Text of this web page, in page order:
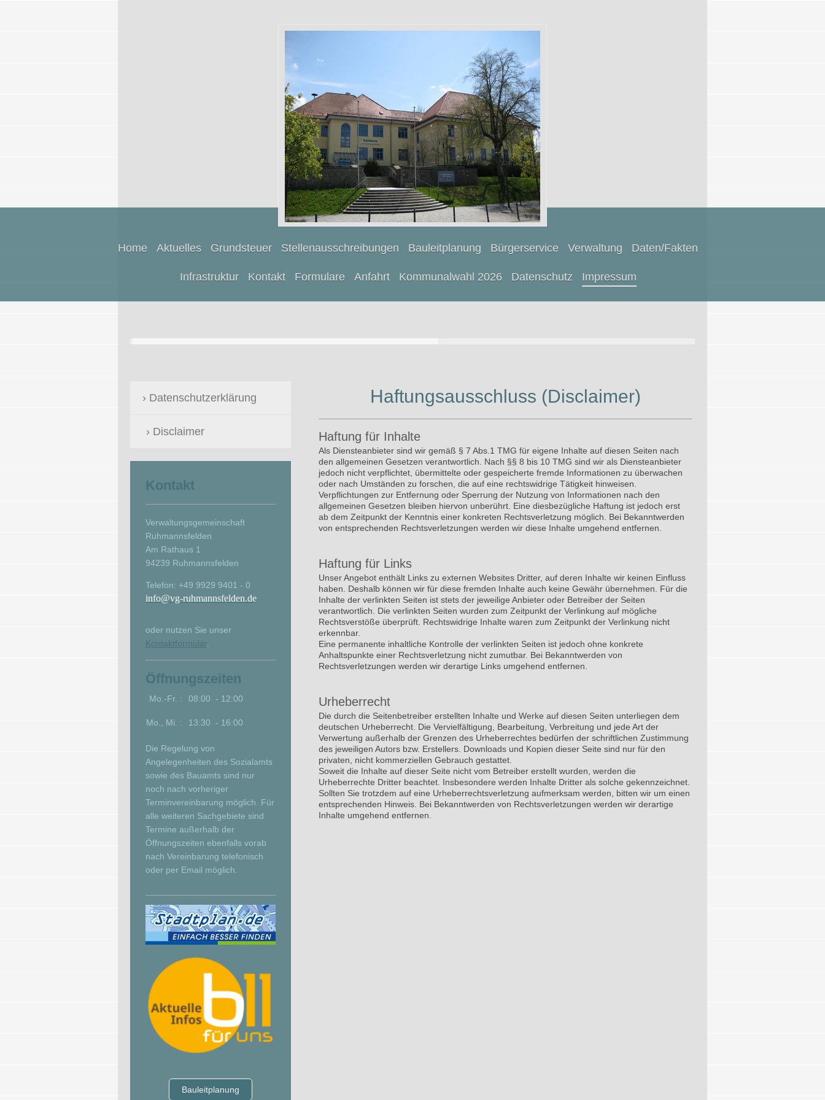
Home Aktuelles Grundsteuer Stellenausschreibungen Bauleitplanung Bürgerservice Verwaltung Daten/Fakten
Infrastruktur Kontakt Formulare Anfahrt Kommunalwahl 2026 Datenschutz Impressum
Haftungsausschluss (Disclaimer)
Haftung für Inhalte
Als Diensteanbieter sind wir gemäß § 7 Abs.1 TMG für eigene Inhalte auf diesen Seiten nach
den allgemeinen Gesetzen verantwortlich. Nach §§ 8 bis 10 TMG sind wir als Diensteanbieter
jedoch nicht verpflichtet, übermittelte oder gespeicherte fremde Informationen zu überwachen
oder nach Umständen zu forschen, die auf eine rechtswidrige Tätigkeit hinweisen.
Verpflichtungen zur Entfernung oder Sperrung der Nutzung von Informationen nach den
allgemeinen Gesetzen bleiben hiervon unberührt. Eine diesbezügliche Haftung ist jedoch erst
ab dem Zeitpunkt der Kenntnis einer konkreten Rechtsverletzung möglich. Bei Bekanntwerden
von entsprechenden Rechtsverletzungen werden wir diese Inhalte umgehend entfernen.
Haftung für Links
Unser Angebot enthält Links zu externen Websites Dritter, auf deren Inhalte wir keinen Einfluss
haben. Deshalb können wir für diese fremden Inhalte auch keine Gewähr übernehmen. Für die
Inhalte der verlinkten Seiten ist stets der jeweilige Anbieter oder Betreiber der Seiten
verantwortlich. Die verlinkten Seiten wurden zum Zeitpunkt der Verlinkung auf mögliche
Rechtsverstöße überprüft. Rechtswidrige Inhalte waren zum Zeitpunkt der Verlinkung nicht
erkennbar.
Eine permanente inhaltliche Kontrolle der verlinkten Seiten ist jedoch ohne konkrete
Anhaltspunkte einer Rechtsverletzung nicht zumutbar. Bei Bekanntwerden von
Rechtsverletzungen werden wir derartige Links umgehend entfernen.
Urheberrecht
Die durch die Seitenbetreiber erstellten Inhalte und Werke auf diesen Seiten unterliegen dem
deutschen Urheberrecht. Die Vervielfältigung, Bearbeitung, Verbreitung und jede Art der
Verwertung außerhalb der Grenzen des Urheberrechtes bedürfen der schriftlichen Zustimmung
des jeweiligen Autors bzw. Erstellers. Downloads und Kopien dieser Seite sind nur für den
privaten, nicht kommerziellen Gebrauch gestattet.
Soweit die Inhalte auf dieser Seite nicht vom Betreiber erstellt wurden, werden die
Urheberrechte Dritter beachtet. Insbesondere werden Inhalte Dritter als solche gekennzeichnet.
Sollten Sie trotzdem auf eine Urheberrechtsverletzung aufmerksam werden, bitten wir um einen
entsprechenden Hinweis. Bei Bekanntwerden von Rechtsverletzungen werden wir derartige
Inhalte umgehend entfernen.
Datenschutzerklärung
Disclaimer
Kontakt
Verwaltungsgemeinschaft
Ruhmannsfelden
Am Rathaus 1
94239 Ruhmannsfelden
Telefon: +49 9929 9401 - 0
info@vg-ruhmannsfelden.de
oder nutzen Sie unser
Kontaktformular
Öffnungszeiten
Mo.-Fr. : 08:00 - 12:00
Mo., Mi. : 13:30 - 16:00
Die Regelung von
Angelegenheiten des Sozialamts
sowie des Bauamts sind nur
noch nach vorheriger
Terminvereinbarung möglich. Für
alle weiteren Sachgebiete sind
Termine außerhalb der
Öffnungszeiten ebenfalls vorab
nach Vereinbarung telefonisch
oder per Email möglich.
Bauleitplanung